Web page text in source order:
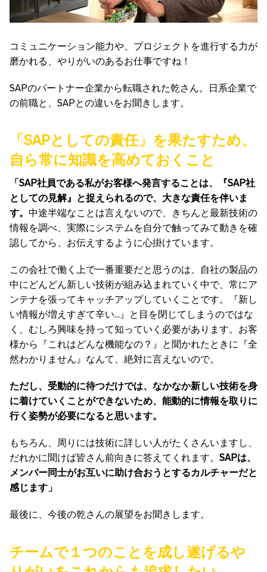
コミュニケーション能力や、プロジェクトを進行する力が
磨かれる、やりがいのあるお仕事ですね！
SAPのパートナー企業から転職された乾さん。日系企業で
の前職と、SAPとの違いをお聞きします。
「SAPとしての責任」を果たすため、
自ら常に知識を高めておくこと
「SAP社員である私がお客様へ発言することは、『SAP社
としての見解』と捉えられるので、大きな責任を伴いま
す。 中途半端なことは言えないので、きちんと最新技術の
情報を調べ、実際にシステムを自分で触ってみて動きを確
認してから、お伝えするように心掛けています。
この会社で働く上で一番重要だと思うのは、自社の製品の
中にどんどん新しい技術が組み込まれていく中で、常にア
ンテナを張ってキャッチアップしていくことです。『新し
い情報が増えすぎて辛い…』と目を閉じてしまうのではな
く、むしろ興味を持って知っていく必要があります。お客
様から『これはどんな機能なの？』と聞かれたときに『全
然わかりません』なんて、絶対に言えないので。
ただし、受動的に待つだけでは、なかなか新しい技術を身
に着けていくことができないため、能動的に情報を取りに
行く姿勢が必要になると思います。
もちろん、周りには技術に詳しい人がたくさんいますし、
だれかに聞けば皆さん前向きに答えてくれます。 SAPは、
メンバー同士がお互いに助け合おうとするカルチャーだと
感じます」
最後に、今後の乾さんの展望をお聞きします。
チームで１つのことを成し遂げるや